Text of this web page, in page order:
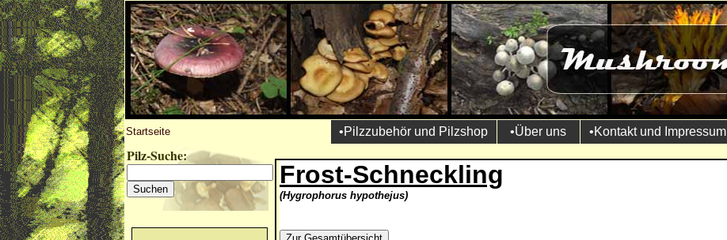
Startseite •Pilzzubehör und Pilzshop •Über uns •Kontakt und Impressum
Pilz-Suche:
Frost-Schneckling
(Hygrophorus hypothejus)